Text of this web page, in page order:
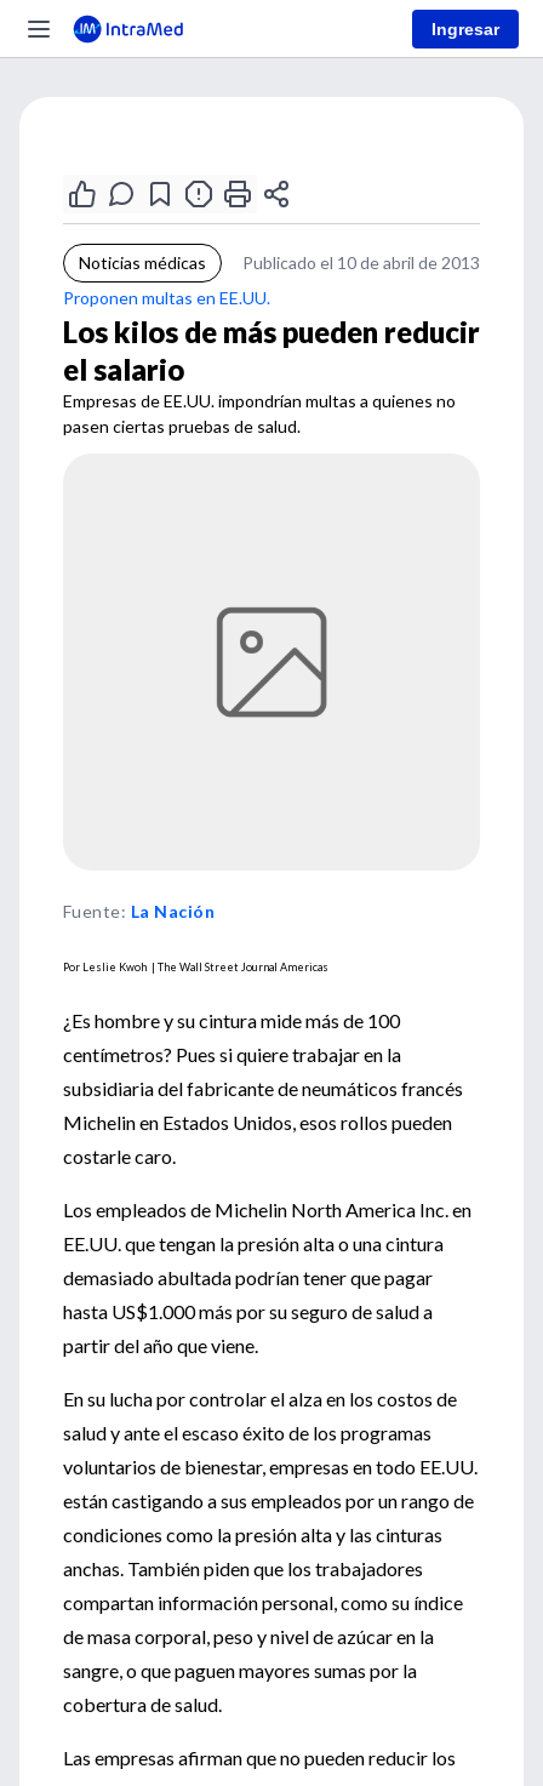
Ingresar
Noticias médicas
Publicado el 10 de abril de 2013
Proponen multas en EE.UU.
Los kilos de más pueden reducir
el salario
Empresas de EE.UU. impondrían multas a quienes no
pasen ciertas pruebas de salud.
Fuente: La Nación
Por Leslie Kwoh | The Wall Street Journal Americas
¿Es hombre y su cintura mide más de 100
centímetros? Pues si quiere trabajar en la
subsidiaria del fabricante de neumáticos francés
Michelin en Estados Unidos, esos rollos pueden
costarle caro.
Los empleados de Michelin North America Inc. en
EE.UU. que tengan la presión alta o una cintura
demasiado abultada podrían tener que pagar
hasta US$1.000 más por su seguro de salud a
partir del año que viene.
En su lucha por controlar el alza en los costos de
salud y ante el escaso éxito de los programas
voluntarios de bienestar, empresas en todo EE.UU.
están castigando a sus empleados por un rango de
condiciones como la presión alta y las cinturas
anchas. También piden que los trabajadores
compartan información personal, como su índice
de masa corporal, peso y nivel de azúcar en la
sangre, o que paguen mayores sumas por la
cobertura de salud.
Las empresas afirman que no pueden reducir los